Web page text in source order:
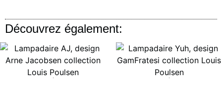
Découvrez également: